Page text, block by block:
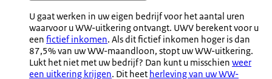
U gaat werken in uw eigen bedrijf voor het aantal uren
waarvoor u WW-uitkering ontvangt. UWV berekent voor u
een fictief inkomen. Als dit fictief inkomen hoger is dan
87,5% van uw WW-maandloon, stopt uw WW-uitkering.
Lukt het niet met uw bedrijf? Dan kunt u misschien weer
een uitkering krijgen. Dit heet herleving van uw WW-